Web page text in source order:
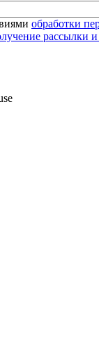
обработки
рассылки